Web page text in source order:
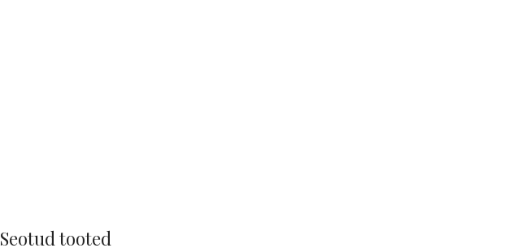
Seotud tooted